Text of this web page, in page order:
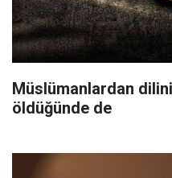
Müslümanlardan
öldüğünde de